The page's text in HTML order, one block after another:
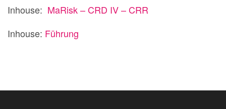
Inhouse: MaRisk – CRD IV – CRR
Inhouse: Führung